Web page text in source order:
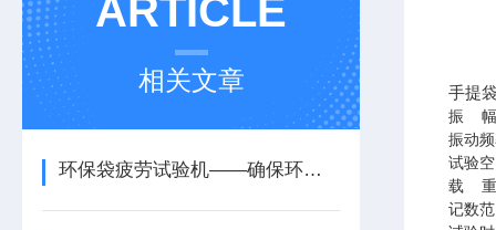
ARTICLE
相关文章
环保袋疲劳试验机——确保环保袋高质量的重要工具
手提
振
幅
振动
试验
载
重
记数